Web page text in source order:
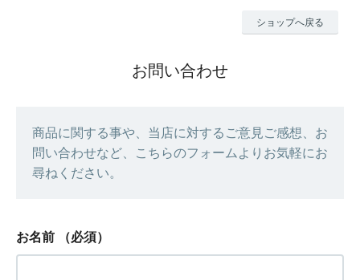
ショップへ戻る
お問い合わせ
商品に関する事や、当店に対するご意見ご感想、お
問い合わせなど、こちらのフォームよりお気軽にお
尋ねください。
お名前 （必須）